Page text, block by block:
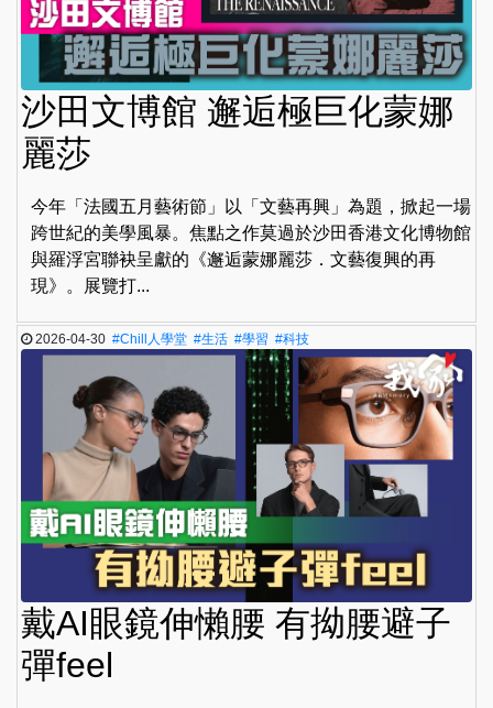
沙田文博館 邂逅極巨化蒙娜
麗莎
今年「法國五月藝術節」以「文藝再興」為題，掀起一場
跨世紀的美學風暴。焦點之作莫過於沙田香港文化博物館
與羅浮宮聯袂呈獻的《邂逅蒙娜麗莎．文藝復興的再
現》。展覽打...
2026-04-30#Chill人學堂 #生活 #學習 #科技
戴AI眼鏡伸懶腰 有拗腰避子
彈feel